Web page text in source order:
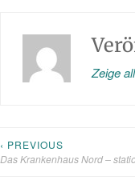
Zeige
‹ PREVIOUS
Das Krankenhaus Nord –